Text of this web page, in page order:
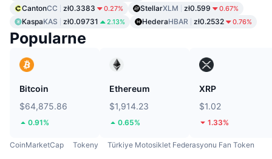
CantonCC zł0.3383 0.27% StellarXLM zł0.599 0.67%
KaspaKAS zł0.09731 2.13% HederaHBAR zł0.2532 0.76%
Popularne
Bitcoin
$64,875.86
0.91%
Ethereum
$1,914.23
0.65%
XRP
$1.02
1.33%
CoinMarketCap Tokeny Türkiye Motosiklet Federasyonu Fan Token